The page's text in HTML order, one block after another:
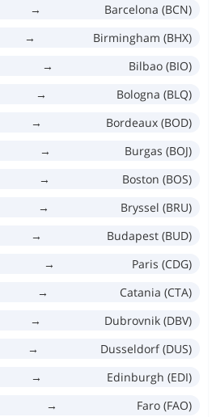
→
Barcelona (BCN)
→
Birmingham (BHX)
→
Bilbao (BIO)
→
Bologna (BLQ)
→
Bordeaux (BOD)
→
Burgas (BOJ)
→
Boston (BOS)
→
Bryssel (BRU)
→
Budapest (BUD)
→
Paris (CDG)
→
Catania (CTA)
→
Dubrovnik (DBV)
→
Dusseldorf (DUS)
→
Edinburgh (EDI)
→
Faro (FAO)